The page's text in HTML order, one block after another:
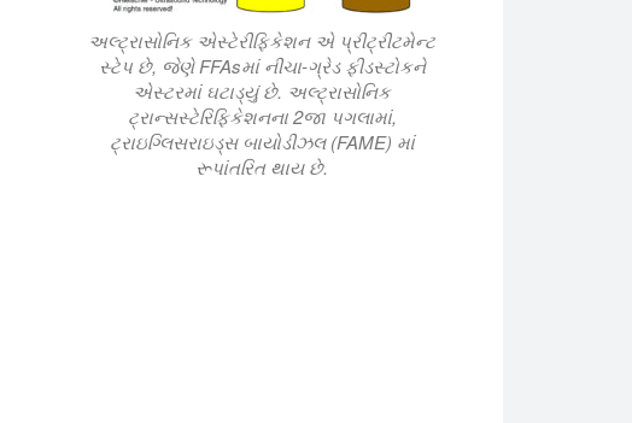
અલ્ટ્રાસોનિક એસ્ટેરીફિકેશન એ પ્રીટ્રીટમેન્ટ
સ્ટેપ છે, જેણે FFAsમાં નીચા-ગ્રેડ ફીડસ્ટોકને
એસ્ટરમાં ઘટાડ્યું છે. અલ્ટ્રાસોનિક
ટ્રાન્સસ્ટેરિફિકેશનના 2જા પગલામાં,
ટ્રાઇગ્લિસરાઇડ્સ બાયોડીઝલ (FAME) માં
રૂપાંતરિત થાય છે.